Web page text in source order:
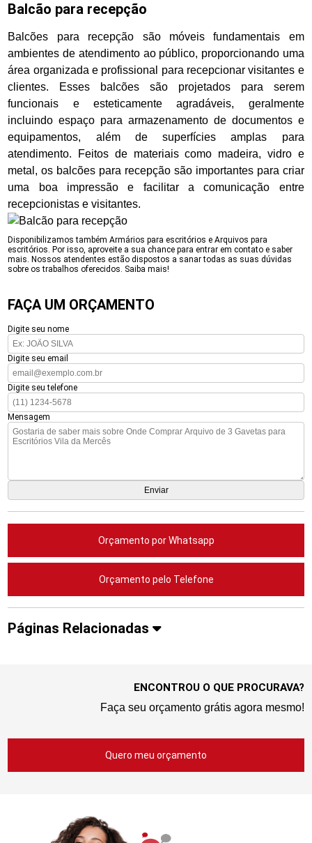
Balcão para recepção
Balcões para recepção são móveis fundamentais em
ambientes de atendimento ao público, proporcionando uma
área organizada e profissional para recepcionar visitantes e
clientes. Esses balcões são projetados para serem
funcionais e esteticamente agradáveis, geralmente
incluindo espaço para armazenamento de documentos e
equipamentos, além de superfícies amplas para
atendimento. Feitos de materiais como madeira, vidro e
metal, os balcões para recepção são importantes para criar
uma boa impressão e facilitar a comunicação entre
recepcionistas e visitantes.
Disponibilizamos também Armários para escritórios e Arquivos para
escritórios. Por isso, aproveite a sua chance para entrar em contato e saber
mais. Nossos atendentes estão dispostos a sanar todas as suas dúvidas
sobre os trabalhos oferecidos. Saiba mais!
FAÇA UM ORÇAMENTO
Digite seu nome
Digite seu email
Digite seu telefone
Mensagem
Orçamento por Whatsapp
Orçamento pelo Telefone
Páginas Relacionadas
ENCONTROU O QUE PROCURAVA?
Faça seu orçamento grátis agora mesmo!
Quero meu orçamento